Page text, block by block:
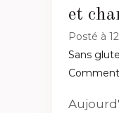
et
Posté à
Sans